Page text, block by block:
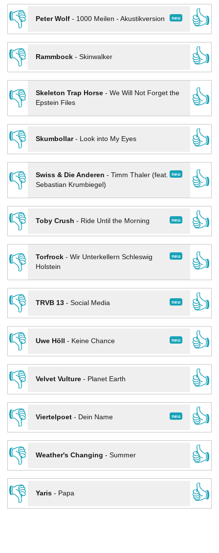
👎
neu
Peter Wolf- 1000 Meilen - Akustikversion
👍
👎
Rammbock- Skinwalker
👍
👎
Skeleton Trap Horse- We Will Not Forget the
Epstein Files
👍
👎
Skumbollar- Look into My Eyes
👍
👎
neu
Swiss & Die Anderen - Timm Thaler (feat.
Sebastian Krumbiegel)
👍
👎
neu
Toby Crush - Ride Until the Morning
👍
👎
neu
Torfrock- Wir Unterkellern Schleswig
Holstein
👍
👎
neu
TRVB 13- Social Media
👍
👎
neu
Uwe Höll - Keine Chance
👍
👎
Velvet Vulture- Planet Earth
👍
👎
neu
Viertelpoet- Dein Name
👍
👎
Weather's Changing - Summer
👍
👎
Yaris- Papa 👍